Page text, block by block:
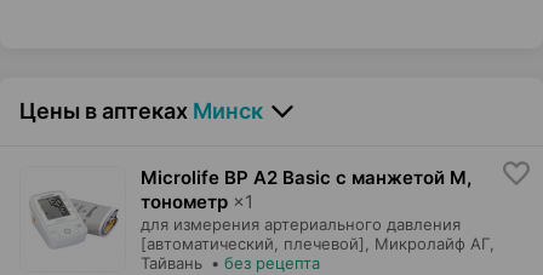
Цены в аптеках Минск
Microlife BP A2 Basic с манжетой М,
тонометр ×1
для измерения артериального давления
[автоматический, плечевой], Микролайф АГ,
Тайвань • без рецепта